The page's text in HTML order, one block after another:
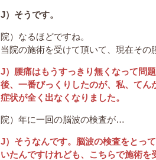
J）そうです。
院）なるほどですね。
当院の施術を受けて頂いて、現在その
J）腰痛はもうすっきり無くなって問題
後、一番びっくりしたのが、私、て
症状が全く出なくなりました。
院）年に一回の脳波の検査が…
J）そうなんです。脳波の検査をとっ
いたんですけれども、こちらで施術